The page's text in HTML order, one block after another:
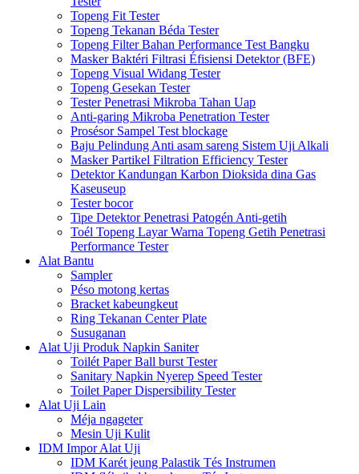
Topeng Fit Tester
Topeng Tekanan Béda Tester
Topeng Filter Bahan Performance Test Bangku
Masker Baktéri Filtrasi Éfisiensi Detektor (BFE)
Topeng Visual Widang Tester
Topeng Gesekan Tester
Tester Penetrasi Mikroba Tahan Uap
Anti-garing Mikroba Penetration Tester
Prosésor Sampel Test blockage
Baju Pelindung Anti asam sareng Sistem Uji Alkali
Masker Partikel Filtration Efficiency Tester
Detektor Kandungan Karbon Dioksida dina Gas
Kaseuseup
Tester bocor
Tipe Detektor Penetrasi Patogén Anti-getih
Toél Topeng Layar Warna Topeng Getih Penetrasi
Performance Tester
Alat Bantu
Sampler
Péso motong kertas
Bracket kabeungkeut
Ring Tekanan Center Plate
Susuganan
Alat Uji Produk Napkin Saniter
Toilét Paper Ball burst Tester
Sanitary Napkin Nyerep Speed ​​Tester
Toilet Paper Dispersibility Tester
Alat Uji Lain
Méja ngageter
Mesin Uji Kulit
IDM Impor Alat Uji
IDM Karét jeung Palastik Tés Instrumen